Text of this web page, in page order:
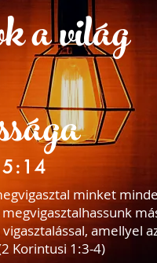
a világ
minket
amellyel
Korintusi 1:3-4)